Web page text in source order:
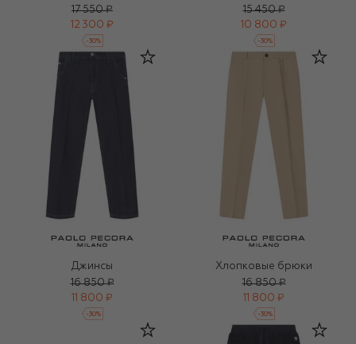
17 550 ₽
12 300 ₽
-30%
15 450 ₽
10 800 ₽
-30%
Джинсы
16 850 ₽
11 800 ₽
-30%
Хлопковые брюки
16 850 ₽
11 800 ₽
-30%